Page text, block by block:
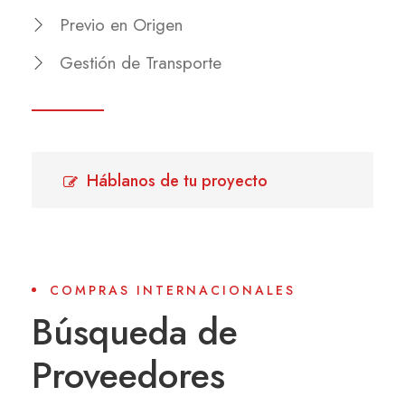
Previo en Origen
Gestión de Transporte
Háblanos de tu proyecto
COMPRAS INTERNACIONALES
Búsqueda de
Proveedores